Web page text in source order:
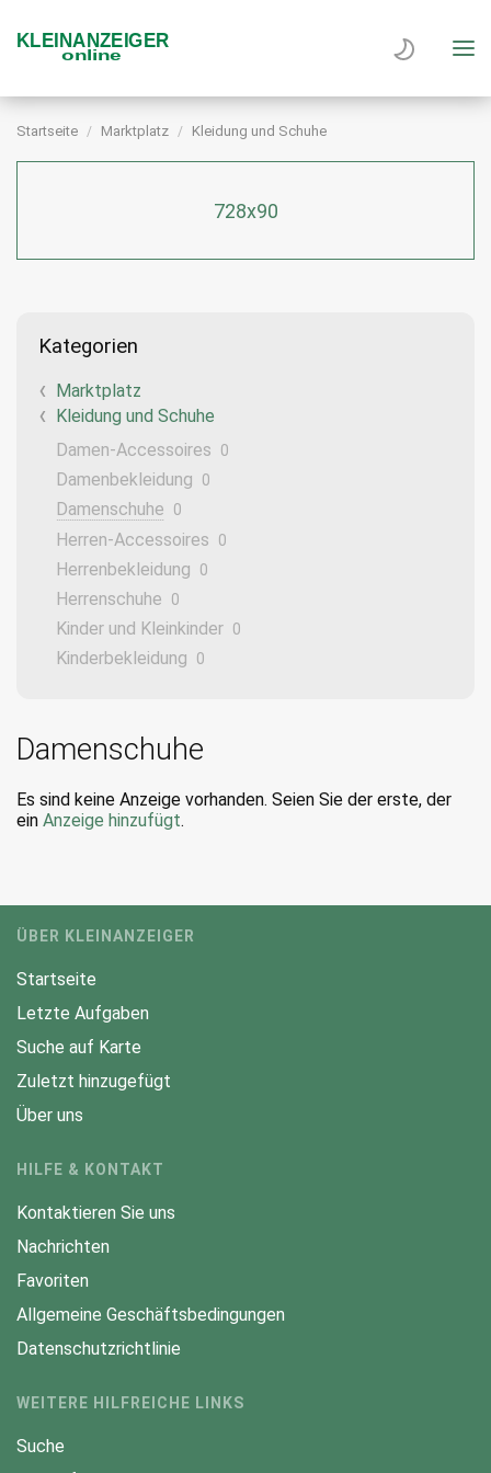
Startseite Marktplatz Kleidung und Schuhe
728x90
Kategorien
Marktplatz
Kleidung und Schuhe
Damen-Accessoires
0
Damenbekleidung 0
Damenschuhe 0
Herren-Accessoires 0
Herrenbekleidung 0
Herrenschuhe 0
Kinder und Kleinkinder 0
Kinderbekleidung 0
Damenschuhe
Es sind keine Anzeige vorhanden. Seien Sie der erste, der
ein Anzeige hinzufügt.
ÜBER KLEINANZEIGER
Startseite
Letzte Aufgaben
Suche auf Karte
Zuletzt hinzugefügt
Über uns
HILFE & KONTAKT
Kontaktieren Sie uns
Nachrichten
Favoriten
Allgemeine Geschäftsbedingungen
Datenschutzrichtlinie
WEITERE HILFREICHE LINKS
Suche